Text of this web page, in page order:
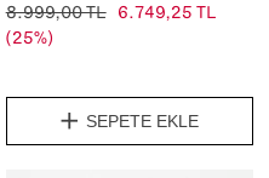
8.999,00 TL
6.749,25 TL
(25%)
SEPETE EKLE